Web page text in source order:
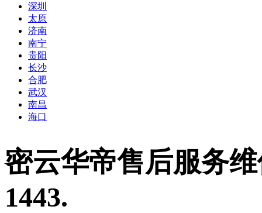
深圳
太原
济南
南宁
贵阳
长沙
合肥
武汉
南昌
海口
密云华帝售后服务
1443.